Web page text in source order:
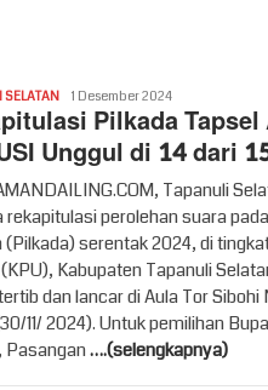
SELATANRedaksi
1 Desember 2024
Pilkada
Unggul di 14 dari
Tapanuli
rekapitulasi perolehan suara
(Pilkada) serentak 2024, di
Kabupaten Tapanuli
dan lancar di Aula Tor Sibohi
11/ 2024). Untuk pemilihan
Pasangan….(selengkapnya)